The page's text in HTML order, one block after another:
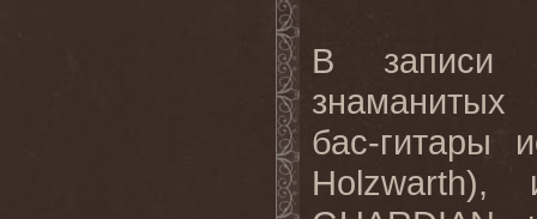
В записи
знаманитых
бас-гитары